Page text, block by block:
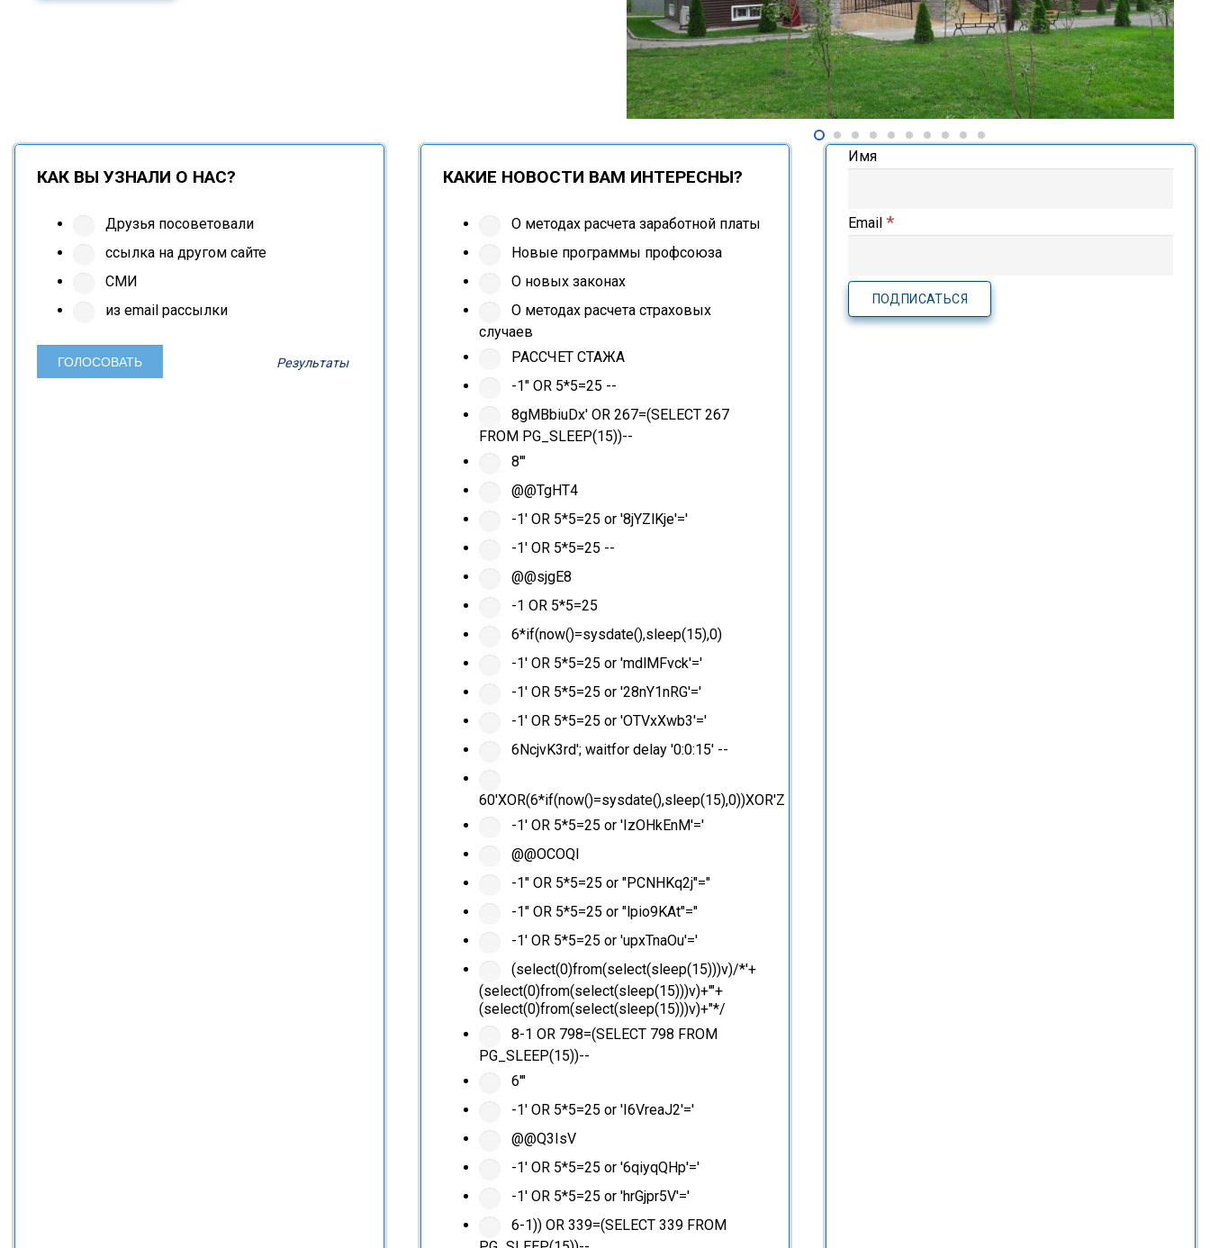
КАК ВЫ УЗНАЛИ О НАС?
Друзья посоветовали
ссылка на другом сайте
СМИ
из email рассылки
Результаты
КАКИЕ НОВОСТИ ВАМ ИНТЕРЕСНЫ?
О методах расчета заработной платы
Новые программы профсоюза
О новых законах
О методах расчета страховых
случаев
РАССЧЕТ СТАЖА
-1" OR 5*5=25 --
8gMBbiuDx' OR 267=(SELECT 267
FROM PG_SLEEP(15))--
8'"
@@TgHT4
-1' OR 5*5=25 or '8jYZlKje'='
-1' OR 5*5=25 --
@@sjgE8
-1 OR 5*5=25
6*if(now()=sysdate(),sleep(15),0)
-1' OR 5*5=25 or 'mdlMFvck'='
-1' OR 5*5=25 or '28nY1nRG'='
-1' OR 5*5=25 or 'OTVxXwb3'='
6NcjvK3rd'; waitfor delay '0:0:15' --
60'XOR(6*if(now()=sysdate(),sleep(15),0))XOR'Z
-1' OR 5*5=25 or 'IzOHkEnM'='
@@OCOQl
-1" OR 5*5=25 or "PCNHKq2j"="
-1" OR 5*5=25 or "lpio9KAt"="
-1' OR 5*5=25 or 'upxTnaOu'='
(select(0)from(select(sleep(15)))v)/*'+
(select(0)from(select(sleep(15)))v)+'"+
(select(0)from(select(sleep(15)))v)+"*/
8-1 OR 798=(SELECT 798 FROM
PG_SLEEP(15))--
6'"
-1' OR 5*5=25 or 'I6VreaJ2'='
@@Q3IsV
-1' OR 5*5=25 or '6qiyqQHp'='
-1' OR 5*5=25 or 'hrGjpr5V'='
6-1)) OR 339=(SELECT 339 FROM
Имя
Email*